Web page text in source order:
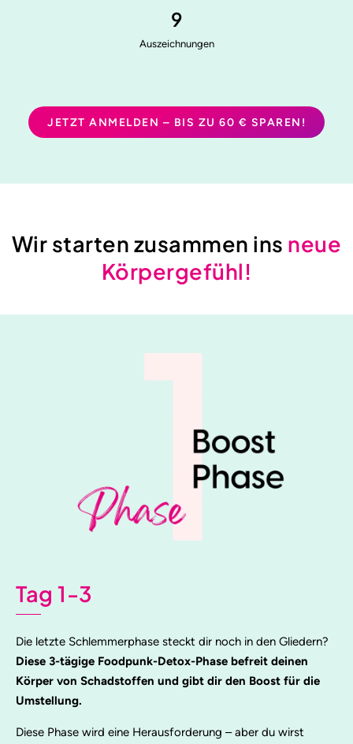
9
Auszeichnungen
JETZT ANMELDEN – BIS ZU 60 € SPAREN!
Wir starten zusammen ins neue
Körpergefühl!
Tag 1-3
Die letzte Schlemmerphase steckt dir noch in den Gliedern?
Diese 3-tägige Foodpunk-Detox-Phase befreit deinen
Körper von Schadstoffen und gibt dir den Boost für die
Umstellung.
Diese Phase wird eine Herausforderung – aber du wirst